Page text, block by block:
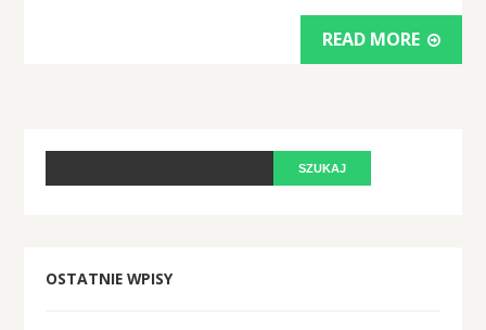
READ MORE
OSTATNIE WPISY